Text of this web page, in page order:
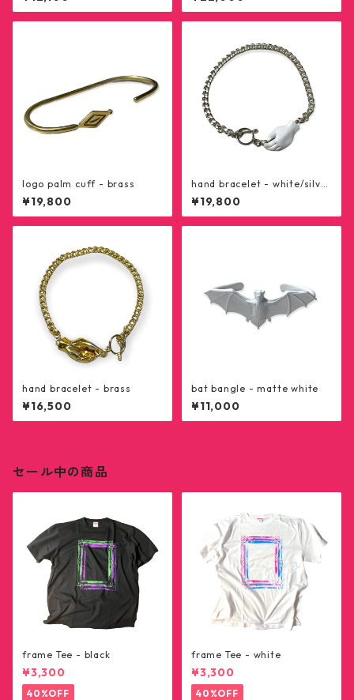
logo palm cuff - brass
¥19,800
hand bracelet - white/silver
925
¥19,800
hand bracelet - brass
¥16,500
bat bangle - matte white
¥11,000
セール中の商品
frame Tee - black
¥3,300
40%OFF
frame Tee - white
¥3,300
40%OFF